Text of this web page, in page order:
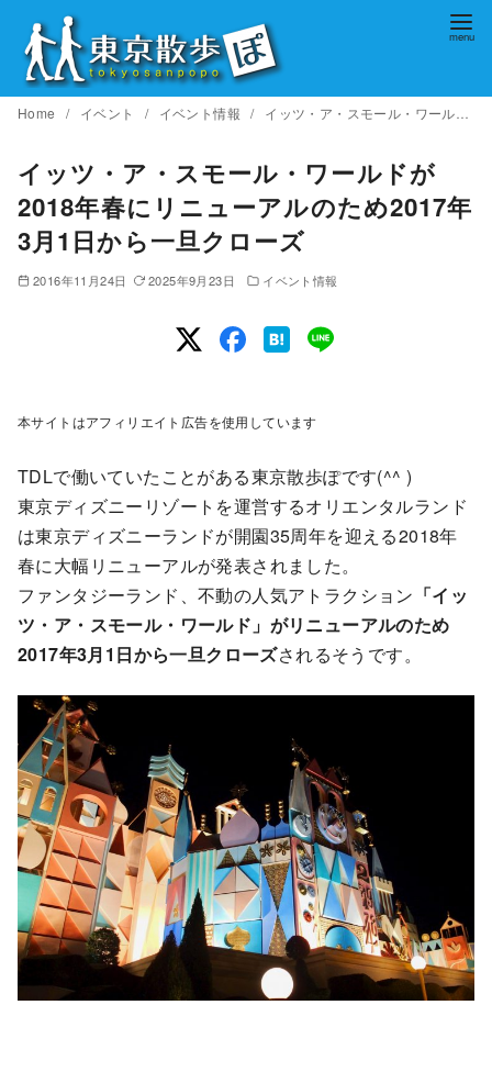
ンHome イベント イベント情報 イッツ・ア・スモール・ワールドが2018年春にリニューアルのため2017年3月1日から一旦クローズ
イッツ・ア・スモール・ワールドが
2018年春にリニューアルのため2017年
3月1日から一旦クローズ
2016年11月24日 2025年9月23日 イベント情報
本サイトはアフィリエイト広告を使用しています
TDLで働いていたことがある東京散歩ぽです(^^ )
東京ディズニーリゾートを運営するオリエンタルランド
は東京ディズニーランドが開園35周年を迎える2018年
春に大幅リニューアルが発表されました。
ファンタジーランド、不動の人気アトラクション 「イッ
ツ・ア・スモール・ワールド」がリニューアルのため
2017年3月1日から一旦クローズされるそうです。